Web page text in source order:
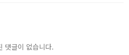
댓글이 없습니다.